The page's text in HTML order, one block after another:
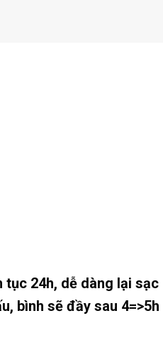
24h, dễ dàng lại sạc
bình sẽ đầy sau 4=>5h